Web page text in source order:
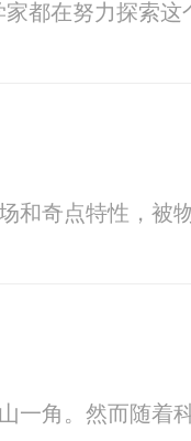
都在努力探索这
奇点特性，被
角。然而随